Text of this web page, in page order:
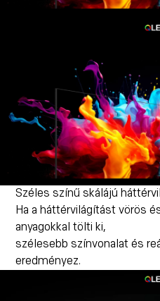
Széles színű skálájú
Ha a háttérvilágítást vörös
anyagokkal tölti ki,
szélesebb színvonalat és
eredményez.